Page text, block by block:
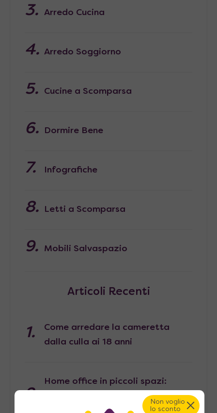
Arredo Cucina
Arredo Soggiorno
Cucine a Scomparsa
Dormire Bene
Infografiche
Letti a Scomparsa
Mobili Salvaspazio
Articoli Recenti
Come arredare la cameretta
dalla culla ai 18 anni
Home office in piccoli spazi:
come ricavare un angolo lavoro in
Non voglio
lo sconto